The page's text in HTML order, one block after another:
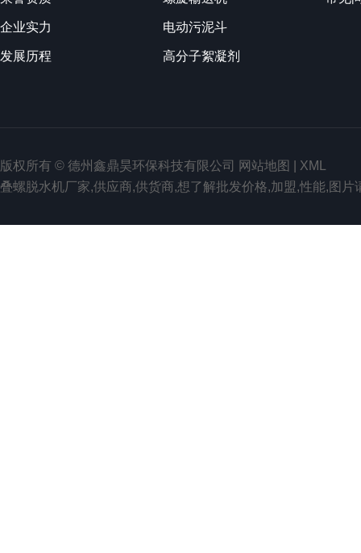
企业实力
发展历程
电动污泥斗
高分子絮凝剂
版权所有 © 德州鑫鼎昊环保科技有限公司 网站地图
XML
叠螺脱水机厂家,供应商,供货商,想了解批发价格,加盟,性能,图片